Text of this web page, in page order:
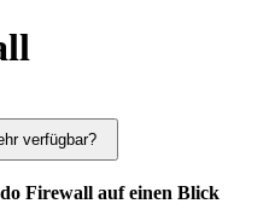
verfügbar?
Firewall auf einen Blick